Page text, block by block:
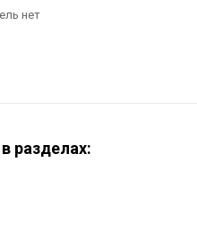
нет
разделах: